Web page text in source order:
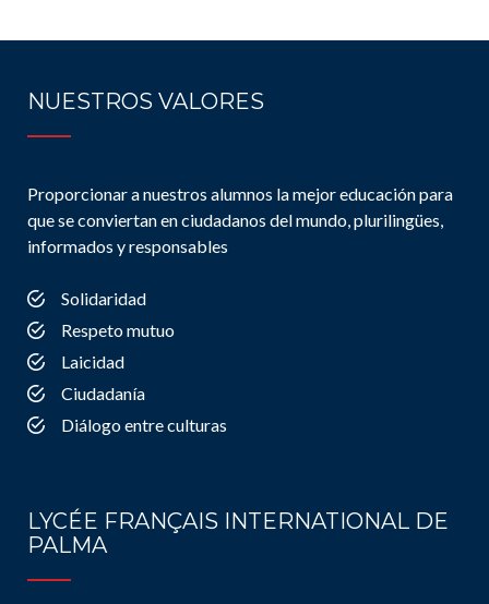
NUESTROS VALORES
Proporcionar a nuestros alumnos la mejor educación para
que se conviertan en ciudadanos del mundo, plurilingües,
informados y responsables
Solidaridad
Respeto mutuo
Laicidad
Ciudadanía
Diálogo entre culturas
LYCÉE FRANÇAIS INTERNATIONAL DE
PALMA